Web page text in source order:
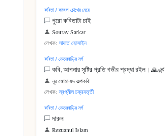
কবিতা / কাজল চোখের মেয়ে
পুরো কবিতাটা চাই
Sourav Sarkar
লেখক: সাদাত হোসাইন
কবিতা / ভেতরবাড়ির মর্গ
কবি, আপনার সৃষ্টির প্রতি গভীর শ্রদ্ধা রইল। 🙏🌿
নূর মোহাম্মদ কল্পকবি
লেখক: স্বপ্নীল চক্রবর্ত্তী
কবিতা / ভেতরবাড়ির মর্গ
দারুন
Rezuanul Islam